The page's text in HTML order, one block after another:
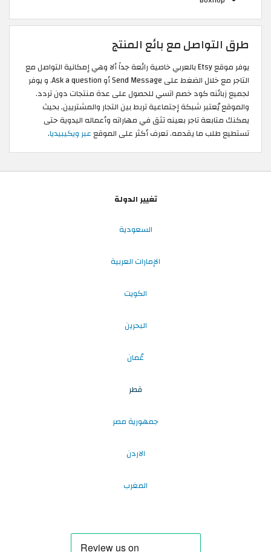
طرق التواصل مع بائع المنتج
يوفر موقع Etsy بالعربي خاصية رائعة جداً ألا وهي إمكانية التواصل مع
التاجر مع خلال الضغط على Send Message أو Ask a question. و يوفر
لجميع زبائنه كود خصم اتسي للحصول على عدة منتجات دون تردد.
والموقع يُعتبر شبكة إجتماعية تربط بين التجار والمشتريين, بحيث
يمكنك متابعة تاجر بعينه تثق في مهاراته وأعماله اليدوية حتى
تستطيع طلب ما يقدمه. تعرف أكثر على الموقع عبر ويكيبيديا.
تغيير الدولة
السعودية
الإمارات العربية
الكويت
البحرين
عُمان
قطر
جمهورية مصر
الاردن
المغرب